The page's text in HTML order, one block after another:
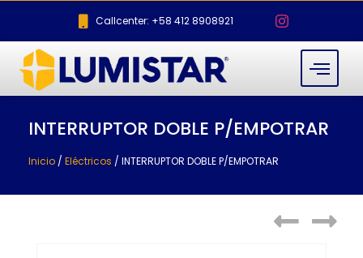
Callcenter: +58 412 8908921
INTERRUPTOR DOBLE P/EMPOTRAR
Inicio / Eléctricos / INTERRUPTOR DOBLE P/EMPOTRAR